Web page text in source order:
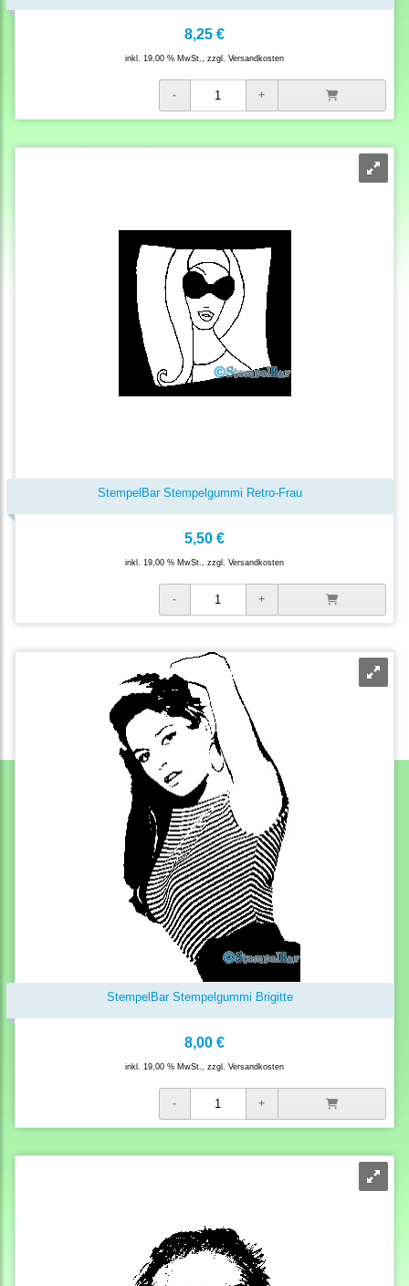
8,25 €
inkl. 19,00 % MwSt., zzgl. Versandkosten
StempelBar Stempelgummi Retro-Frau
5,50 €
inkl. 19,00 % MwSt., zzgl. Versandkosten
StempelBar Stempelgummi Brigitte
8,00 €
inkl. 19,00 % MwSt., zzgl. Versandkosten